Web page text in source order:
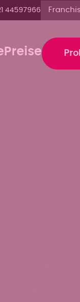
Uhr anmelden'
44597966
Preise